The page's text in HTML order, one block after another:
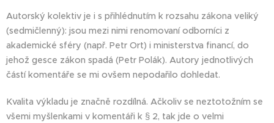
Autorský kolektiv je i s přihlédnutím k rozsahu zákona veliký
(sedmičlenný): jsou mezi nimi renomovaní odborníci z
akademické sféry (např. Petr Ort) i ministerstva financí, do
jehož gesce zákon spadá (Petr Polák). Autory jednotlivých
částí komentáře se mi ovšem nepodařilo dohledat.
Kvalita výkladu je značně rozdílná. Ačkoliv se neztotožním se
všemi myšlenkami v komentáři k § 2, tak jde o velmi